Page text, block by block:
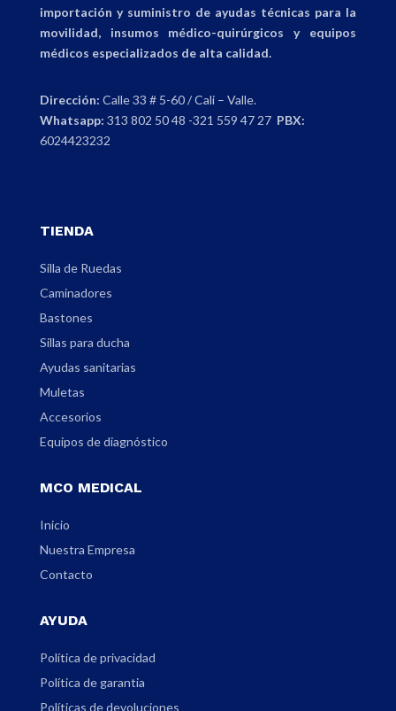
importación y suministro de ayudas técnicas para la
movilidad, insumos médico-quirúrgicos y equipos
médicos especializados de alta calidad.
Dirección: Calle 33 # 5-60 / Cali – Valle.
Whatsapp: 313 802 50 48 -321 559 47 27 PBX:
6024423232
TIENDA
Silla de Ruedas
Caminadores
Bastones
Sillas para ducha
Ayudas sanitarias
Muletas
Accesorios
Equipos de diagnóstico
MCO MEDICAL
Inicio
Nuestra Empresa
Contacto
AYUDA
Política de privacidad
Política de garantia
Políticas de devoluciones